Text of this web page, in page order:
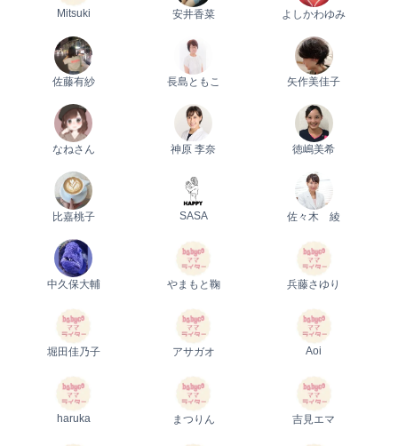
Mitsuki 安井香菜 よしかわゆみ
佐藤有紗 長島ともこ 矢作美佳子
なねさん 神原 李奈 徳嶋美希
比嘉桃子 SASA 佐々木 綾
中久保大輔 やまもと鞠 兵藤さゆり
堀田佳乃子 アサガオ Aoi
haruka まつりん 吉見エマ